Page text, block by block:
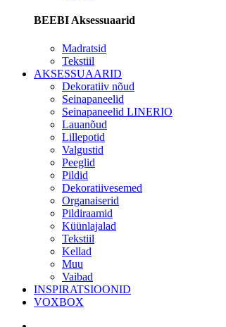
BEEBI Aksessuaarid
Madratsid
Tekstiil
AKSESSUAARID
Dekoratiiv nõud
Seinapaneelid
Seinapaneelid LINERIO
Lauanõud
Lillepotid
Valgustid
Peeglid
Pildid
Dekoratiivesemed
Organaiserid
Pildiraamid
Küünlajalad
Tekstiil
Kellad
Muu
Vaibad
INSPIRATSIOONID
VOXBOX